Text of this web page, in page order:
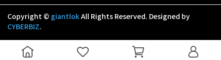
Copyright © giantlokAll Rights Reserved. Designed by
CYBERBIZ.